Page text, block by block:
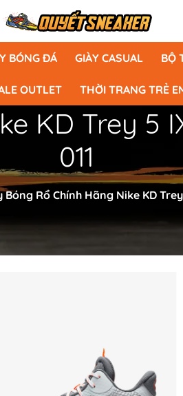
BÓNG ĐÁ GIÀY CASUAL BỘ
OUTLET THỜI TRANG TRẺ
KD Trey 5
011
Bóng Rổ Chính Hãng Nike KD